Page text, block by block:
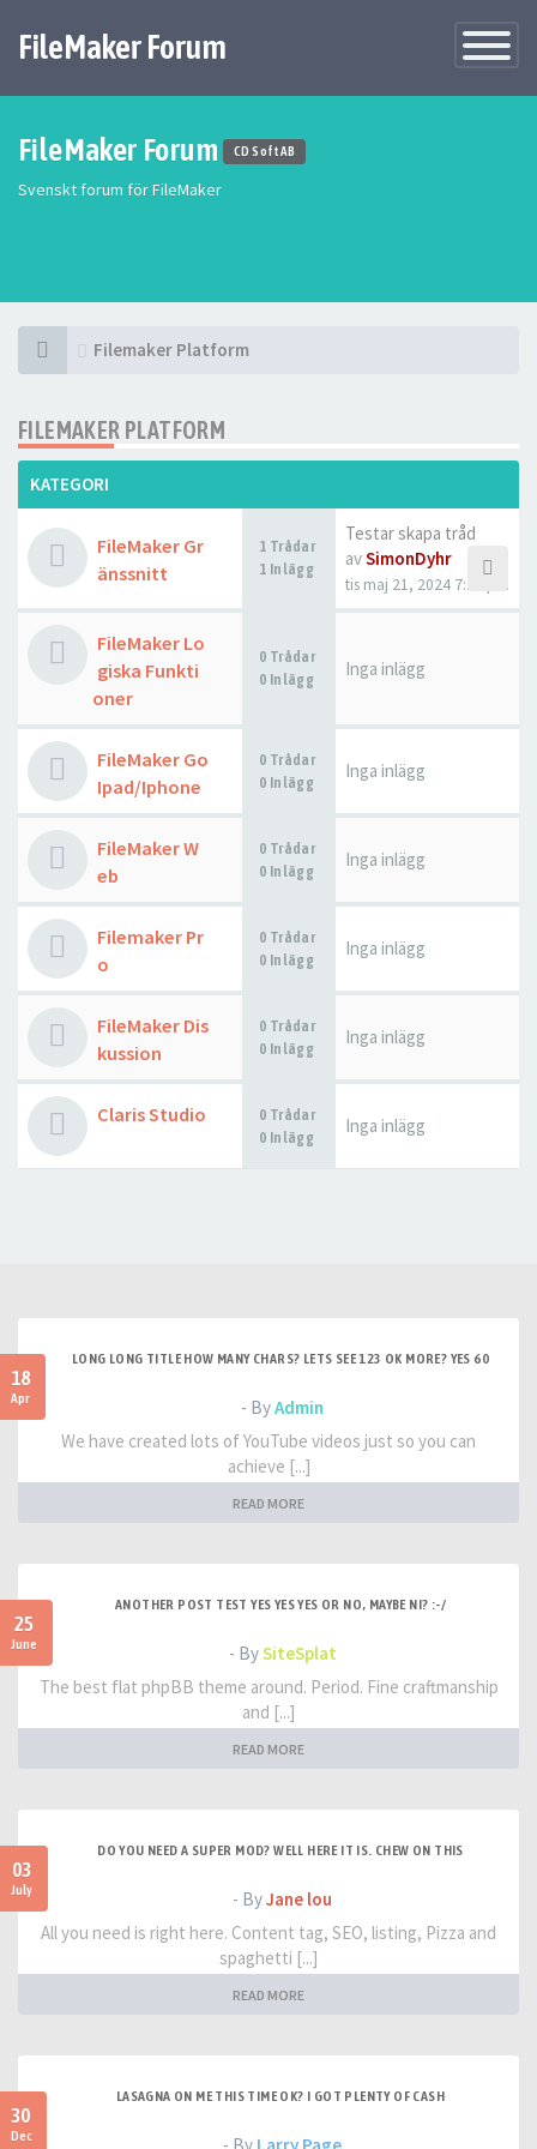
Växla
FileMaker Forum
FileMaker Forum CD Soft AB
Svenskt forum för FileMaker
Filemaker Platform
FILEMAKER PLATFORM
KATEGORI
FileMaker Gr
änssnitt
1 Trådar
1 Inlägg
Testar skapa tråd
avSimonDyhr
tis maj 21, 2024 7:21 pm
FileMaker Lo
giska Funkti
oner
0 Trådar
0 Inlägg
Inga inlägg
FileMaker Go
Ipad/Iphone
0 Trådar
0 Inlägg
Inga inlägg
FileMaker W
eb
0 Trådar
0 Inlägg
Inga inlägg
Filemaker Pr
o
0 Trådar
0 Inlägg
Inga inlägg
FileMaker Dis
kussion
0 Trådar
0 Inlägg
Inga inlägg
Claris Studio
0 Trådar
0 Inlägg
Inga inlägg
18
Apr
LONG LONG TITLE HOW MANY CHARS? LETS SEE 123 OK MORE? YES 60
- ByAdmin
We have created lots of YouTube videos just so you can
achieve [...]
READ MORE
25
June
ANOTHER POST TEST YES YES YES OR NO, MAYBE NI? :-/
- BySiteSplat
The best flat phpBB theme around. Period. Fine craftmanship
and [...]
READ MORE
03
July
DO YOU NEED A SUPER MOD? WELL HERE IT IS. CHEW ON THIS
- ByJane lou
All you need is right here. Content tag, SEO, listing, Pizza and
spaghetti [...]
READ MORE
30
Dec
LASAGNA ON ME THIS TIME OK? I GOT PLENTY OF CASH